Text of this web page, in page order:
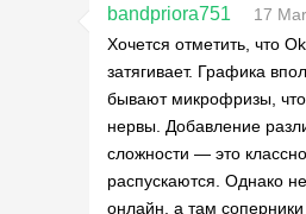
bandpriora751
17
Хочется отметить, что
затягивает. Графика
бывают микрофризы,
нервы. Добавление
сложности — это
распускаются. Однако
онлайн, а там